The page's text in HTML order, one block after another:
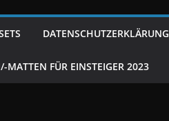
DATENSCHUTZERKLÄRUNG
MATTEN FÜR EINSTEIGER 2023